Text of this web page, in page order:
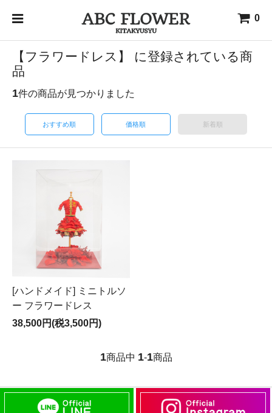
0
【フラワードレス】 に登録されている商
品
1件の商品が見つかりました
おすすめ順 価格順 新着順
[ハンドメイド] ミニトルソ
ー フラワードレス
38,500円(税3,500円)
1商品中 1-1商品